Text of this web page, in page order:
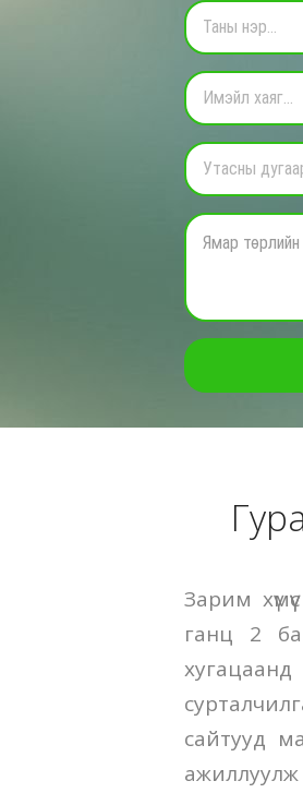
Зарим
ганц 2
сайтууд
ажиллуулж